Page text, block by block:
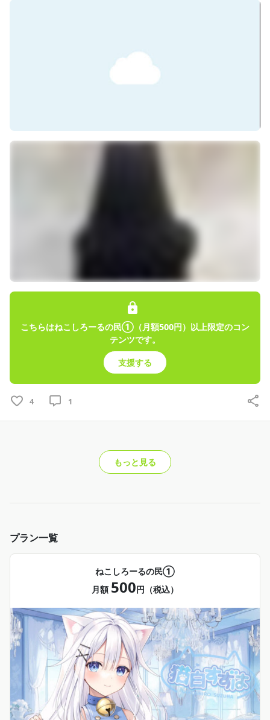
こちらはねこしろーるの民①（月額500円）以上限定のコン
テンツです。
支援する
4 1
もっと見る
プラン一覧
ねこしろーるの民①
月額 500円（税込）